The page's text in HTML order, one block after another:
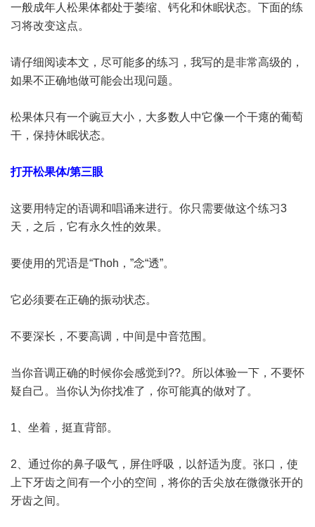
一般成年人松果体都处于萎缩、钙化和休眠状态。下面的练
习将改变这点。
请仔细阅读本文，尽可能多的练习，我写的是非常高级的，
如果不正确地做可能会出现问题。
松果体只有一个豌豆大小，大多数人中它像一个干瘪的葡萄
干，保持休眠状态。
打开松果体/第三眼
这要用特定的语调和唱诵来进行。你只需要做这个练习3
天，之后，它有永久性的效果。
要使用的咒语是“Thoh，”念“透”。
它必须要在正确的振动状态。
不要深长，不要高调，中间是中音范围。
当你音调正确的时候你会感觉到??。所以体验一下，不要怀
疑自己。当你认为你找准了，你可能真的做对了。
1、坐着，挺直背部。
2、通过你的鼻子吸气，屏住呼吸，以舒适为度。张口，使
上下牙齿之间有一个小的空间，将你的舌尖放在微微张开的
牙齿之间。